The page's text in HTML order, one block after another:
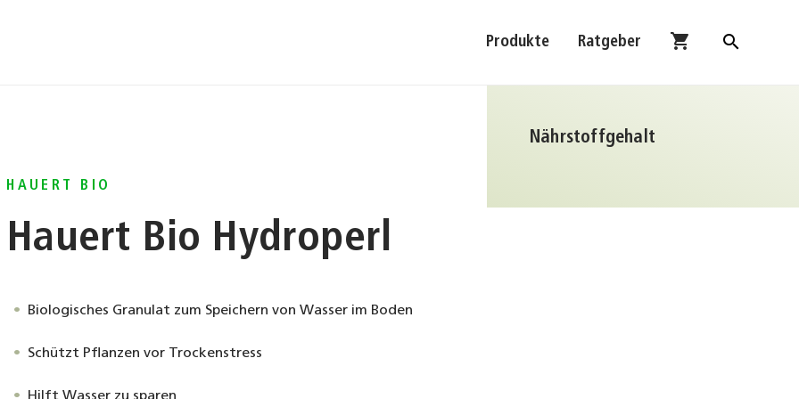
Produkte Ratgeber shopping_cart search
HAUERT BIO
Hauert Bio Hydroperl
Biologisches Granulat zum Speichern von Wasser im Boden
Schützt Pflanzen vor Trockenstress
Nährstoffgehalt